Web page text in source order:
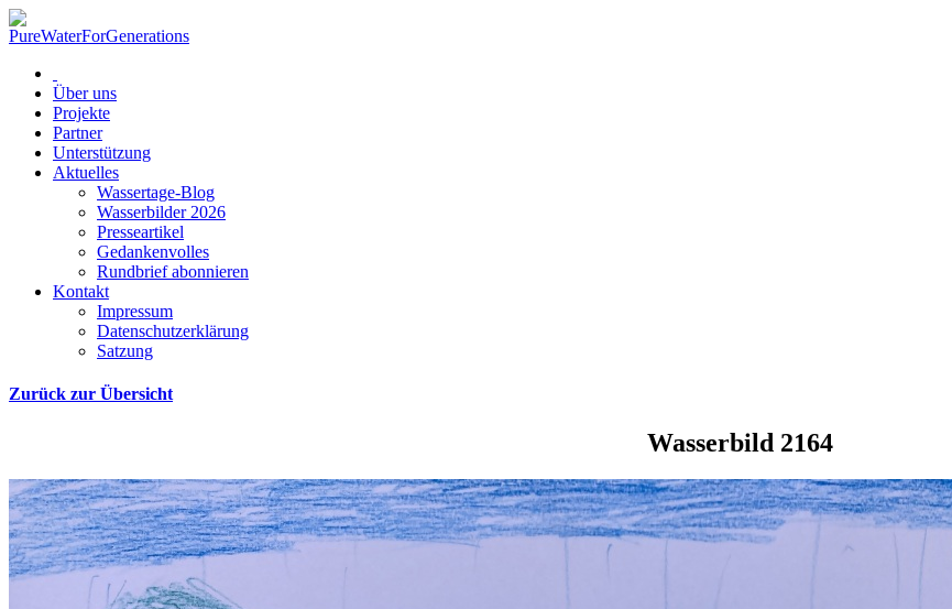
Über uns
Projekte
Partner
Unterstützung
Aktuelles
Wassertage-Blog
Wasserbilder 2026
Presseartikel
Gedankenvolles
Rundbrief abonnieren
Kontakt
Impressum
Datenschutzerklärung
Satzung
Zurück zur Übersicht
Wasserbild 2164